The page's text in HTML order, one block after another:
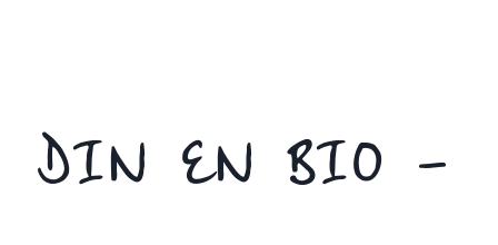
DIN EN BIO –